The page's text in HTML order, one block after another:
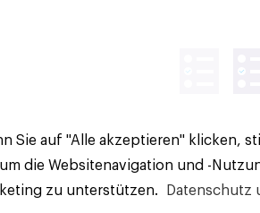
PLC. Alle Rechte vorbehalten.
Sie auf "Alle akzeptieren" klicken,
die Websitenavigation und -
zu unterstützen.
Datenschutz